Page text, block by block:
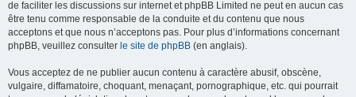
de faciliter les discussions sur internet et phpBB Limited ne peut en aucun cas
être tenu comme responsable de la conduite et du contenu que nous
acceptons et que nous n’acceptons pas. Pour plus d’informations concernant
phpBB, veuillez consulter le site de phpBB (en anglais).
Vous acceptez de ne publier aucun contenu à caractère abusif, obscène,
vulgaire, diffamatoire, choquant, menaçant, pornographique, etc. qui pourrait